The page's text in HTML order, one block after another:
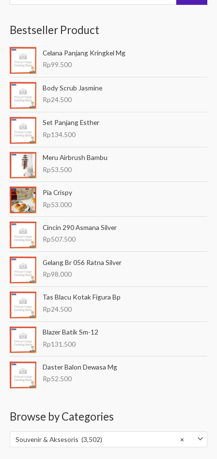
e
c
a
u
n
u
Bestseller Product
Celana Panjang Kringkel Mg
Rp99.500
Body Scrub Jasmine
Rp24.500
Set Panjang Esther
Rp134.500
Meru Airbrush Bambu
Rp53.500
Pia Crispy
Rp53.000
Cincin 290 Asmana Silver
Rp507.500
Gelang Br 056 Ratna Silver
Rp98.000
Tas Blacu Kotak Figura Bp
Rp24.500
Blazer Batik Sm-12
Rp131.500
Daster Balon Dewasa Mg
Rp52.500
Browse by Categories
×
Souvenir & Aksesoris (3,502)